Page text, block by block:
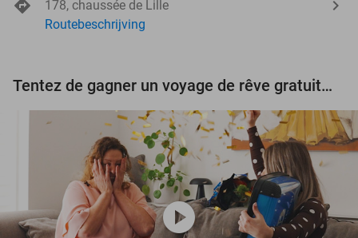
178, chaussée de Lille
Routebeschrijving
Tentez de gagner un voyage de rêve gratuit d'une valeur de 3.000 € !
play_circle